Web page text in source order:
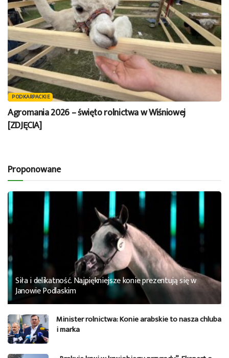
PODKARPACKIE
Agromania 2026 – święto rolnictwa w Wiśniowej
[ZDJĘCIA]
Proponowane
Siła i delikatność. Najpiękniejsze konie prezentują się w
Janowie Podlaskim
Minister rolnictwa: Konie arabskie to nasza chluba
i marka